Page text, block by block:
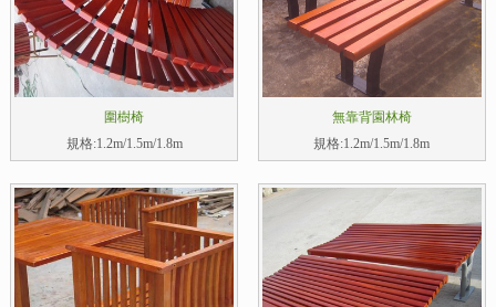
圍樹椅
規格:1.2m/1.5m/1.8m
無靠背園林椅
規格:1.2m/1.5m/1.8m